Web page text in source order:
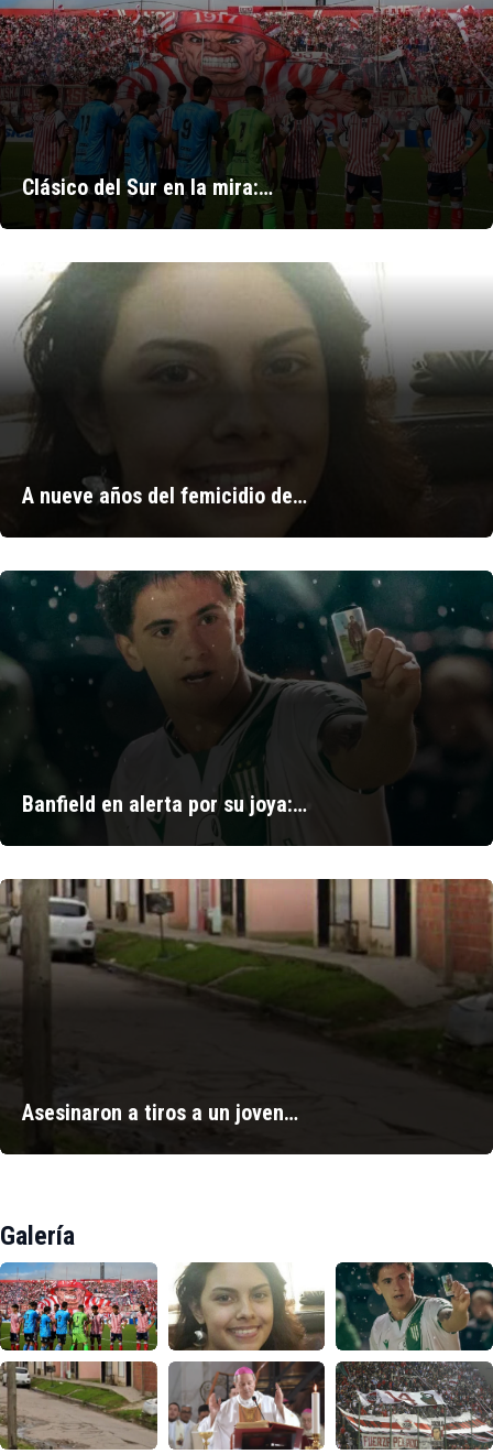
Clásico del Sur en la mira:…
A nueve años del femicidio de…
Banfield en alerta por su joya:…
Asesinaron a tiros a un joven…
Galería